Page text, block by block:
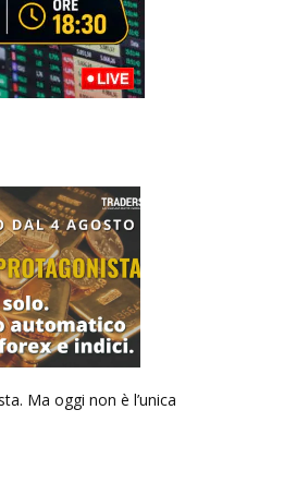
Ma oggi non è l’unica